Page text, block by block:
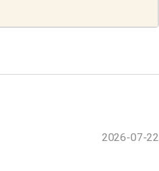
2026-07-22